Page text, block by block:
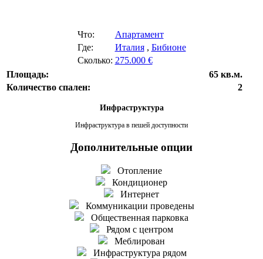
Что:
Апартамент
Где:
Италия, Бибионе
Сколько: 275.000 €
Площадь:
65 кв.м.
Количество спален:
2
Инфраструктура
Инфраструктура в пешей доступности
Дополнительные опции
Отопление
Кондиционер
Интернет
Коммуникации проведены
Общественная парковка
Рядом с центром
Меблирован
Инфраструктура рядом